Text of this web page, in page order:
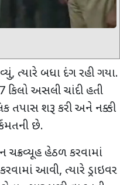
, ત્યારે બધા દંગ રહી ગયા.
કિલો અસલી ચાંદી હતી
તપાસ શરૂ કરી અને નક્કી
છે.
હેઠળ કરવામાં
આવી, ત્યારે ડ્રાઇવર